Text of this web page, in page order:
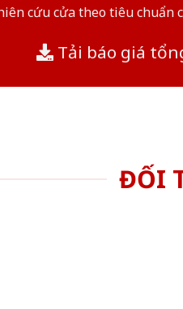
cứu cửa theo tiêu chuẩn
Tải báo giá
ĐỐI